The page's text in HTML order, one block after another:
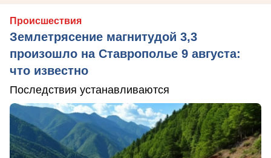
Происшествия
Землетрясение магнитудой 3,3
произошло на Ставрополье 9 августа:
что известно
Последствия устанавливаются